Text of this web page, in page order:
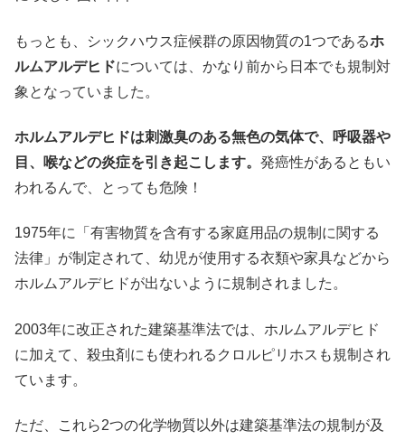
もっとも、シックハウス症候群の原因物質の1つであるホ
ルムアルデヒドについては、かなり前から日本でも規制対
象となっていました。
ホルムアルデヒドは刺激臭のある無色の気体で、呼吸器や
目、喉などの炎症を引き起こします。 発癌性があるともい
われるんで、とっても危険！
1975年に「有害物質を含有する家庭用品の規制に関する
法律」が制定されて、幼児が使用する衣類や家具などから
ホルムアルデヒドが出ないように規制されました。
2003年に改正された建築基準法では、ホルムアルデヒド
に加えて、殺虫剤にも使われるクロルピリホスも規制され
ています。
ただ、これら2つの化学物質以外は建築基準法の規制が及